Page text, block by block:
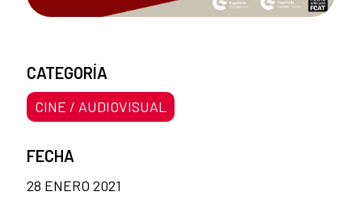
CATEGORÍA
CINE / AUDIOVISUAL
FECHA
28 ENERO 2021